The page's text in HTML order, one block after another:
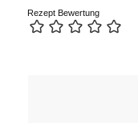
Rezept Bewertung